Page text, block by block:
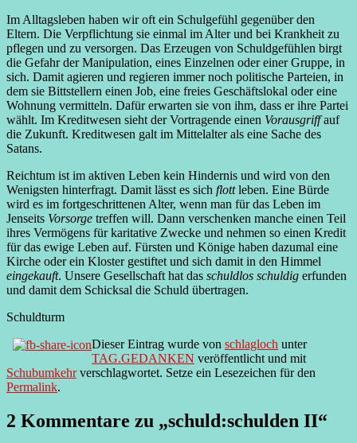
Im Alltagsleben haben wir oft ein Schulgefühl gegenüber den
Eltern. Die Verpflichtung sie einmal im Alter und bei Krankheit zu
pflegen und zu versorgen. Das Erzeugen von Schuldgefühlen birgt
die Gefahr der Manipulation, eines Einzelnen oder einer Gruppe, in
sich. Damit agieren und regieren immer noch politische Parteien, in
dem sie Bittstellern einen Job, eine freies Geschäftslokal oder eine
Wohnung vermitteln. Dafür erwarten sie von ihm, dass er ihre Partei
wählt. Im Kreditwesen sieht der Vortragende einen Vorausgriffauf
die Zukunft. Kreditwesen galt im Mittelalter als eine Sache des
Satans.
Reichtum ist im aktiven Leben kein Hindernis und wird von den
Wenigsten hinterfragt. Damit lässt es sich flottleben. Eine Bürde
wird es im fortgeschrittenen Alter, wenn man für das Leben im
Jenseits Vorsorge treffen will. Dann verschenken manche einen Teil
ihres Vermögens für karitative Zwecke und nehmen so einen Kredit
für das ewige Leben auf. Fürsten und Könige haben dazumal eine
Kirche oder ein Kloster gestiftet und sich damit in den Himmel
eingekauft. Unsere Gesellschaft hat das schuldlos schuldig erfunden
und damit dem Schicksal die Schuld übertragen.
Schuldturm
Dieser Eintrag wurde von schlagloch unter
TAG.GEDANKEN veröffentlicht und mit
Schubumkehrverschlagwortet. Setze ein Lesezeichen für den
Permalink.
2 Kommentare zu „schuld:schulden II“